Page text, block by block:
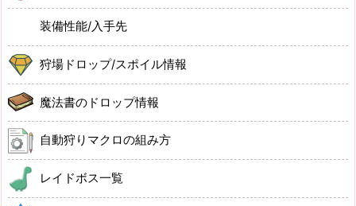
装備性能/入手先
狩場ドロップ/スポイル情報
魔法書のドロップ情報
自動狩りマクロの組み方
レイドボス一覧